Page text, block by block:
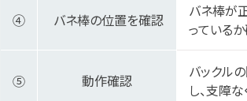
④ バネ棒の位置を確認
バネ棒が
っている
⑤ 動作確認
バックル
し、支障